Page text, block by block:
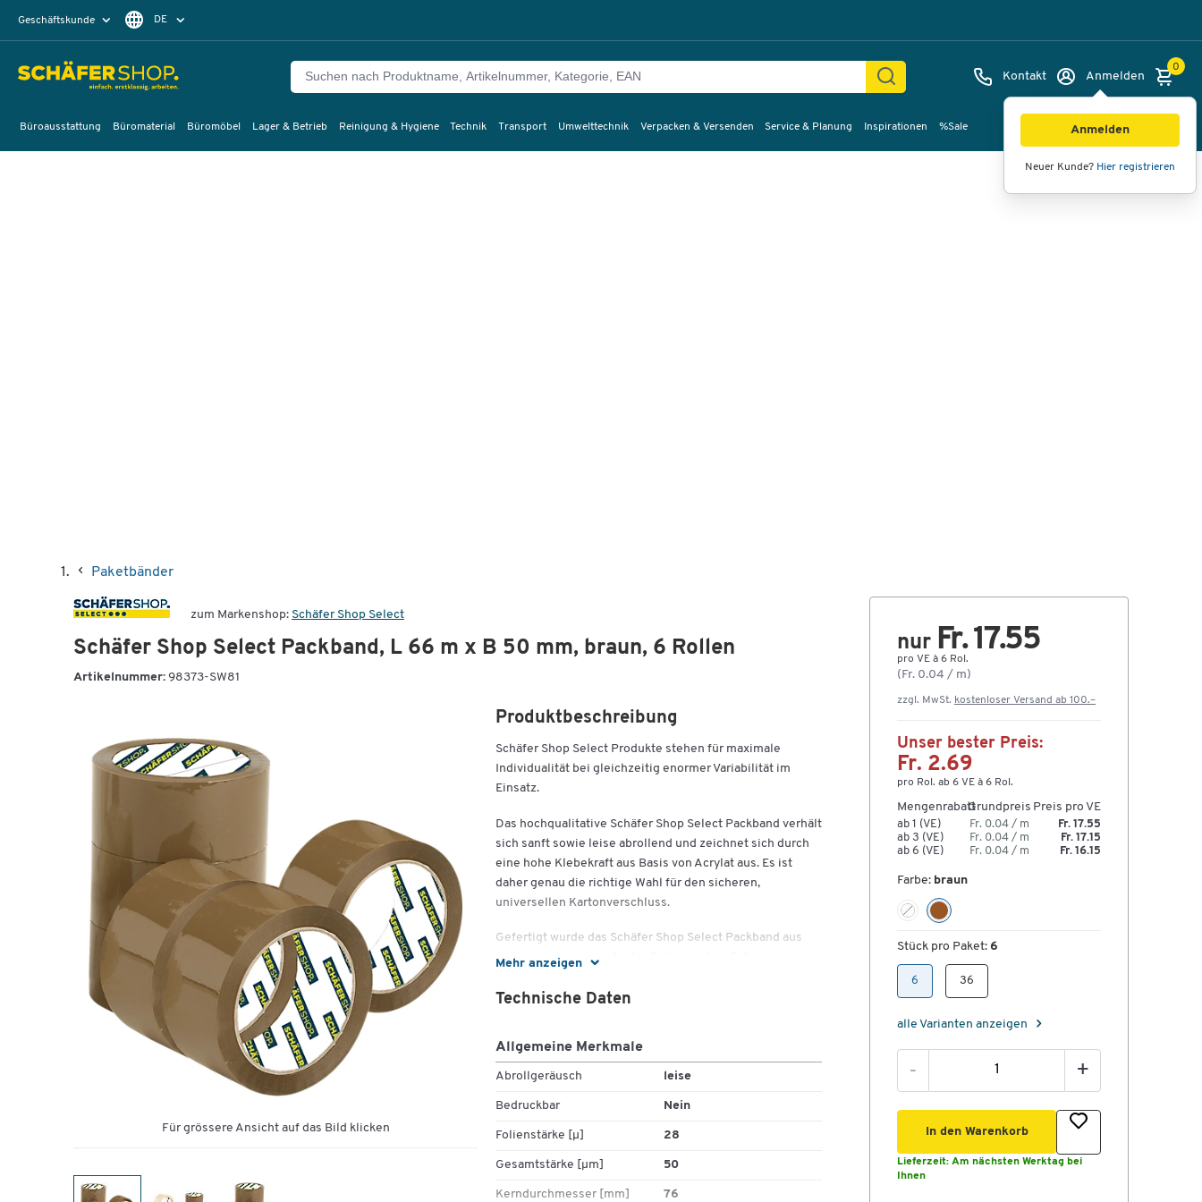
Geschäftskunde DE
EN Kontakt Anmelden
Anmelden
Neuer Kunde? Hier registrieren
0
Büroausstattung Büromaterial Büromöbel Lager & Betrieb Reinigung & Hygiene Technik Transport Umwelttechnik Verpacken & Versenden Service & Planung Inspirationen %Sale
Paketbänder
zum Markenshop: Schäfer Shop Select
Schäfer Shop Select Packband, L 66 m x B 50 mm, braun, 6 Rollen
Artikelnummer: 98373-SW81
Für grössere Ansicht auf das Bild klicken
Mehr anzeigen
Produktbeschreibung
Schäfer Shop Select Produkte stehen für maximale
Individualität bei gleichzeitig enormer Variabilität im
Einsatz.
Das hochqualitative Schäfer Shop Select Packband verhält
sich sanft sowie leise abrollend und zeichnet sich durch
eine hohe Klebekraft aus Basis von Acrylat aus. Es ist
daher genau die richtige Wahl für den sicheren,
universellen Kartonverschluss.
Gefertigt wurde das Schäfer Shop Select Packband aus
ausgesprochen reissfester Polypropylen-Folie.
Es ist wahlweise in brauner oder transparenter
Ausführung:
Hochwertiges Packband
ideal für den sicheren Verschluss von
Technische Daten
Allgemeine Merkmale
Abrollgeräusch leise
Bedruckbar Nein
Folienstärke [µ] 28
Gesamtstärke [µm] 50
Kerndurchmesser [mm] 76
nur Fr. 17.55
pro VE à 6 Rol.
(Fr. 0.04 / m)
zzgl. MwSt. kostenloser Versand ab 100.–
Unser bester Preis:
Fr. 2.69
pro Rol. ab 6 VE à 6 Rol.
MengenrabattGrundpreis Preis pro VE
ab 1 (VE) Fr. 0.04 / m
Fr. 17.55
ab 3 (VE)
Fr. 0.04 / m
Fr. 17.15
ab 6 (VE)
Fr. 0.04 / m Fr. 16.15
Farbe: braun
Stück pro Paket: 6
6 36
alle Varianten anzeigen
- +
In den Warenkorb
Lieferzeit: Am nächsten Werktag bei
Ihnen
Bilder Videos 360°-Ansicht